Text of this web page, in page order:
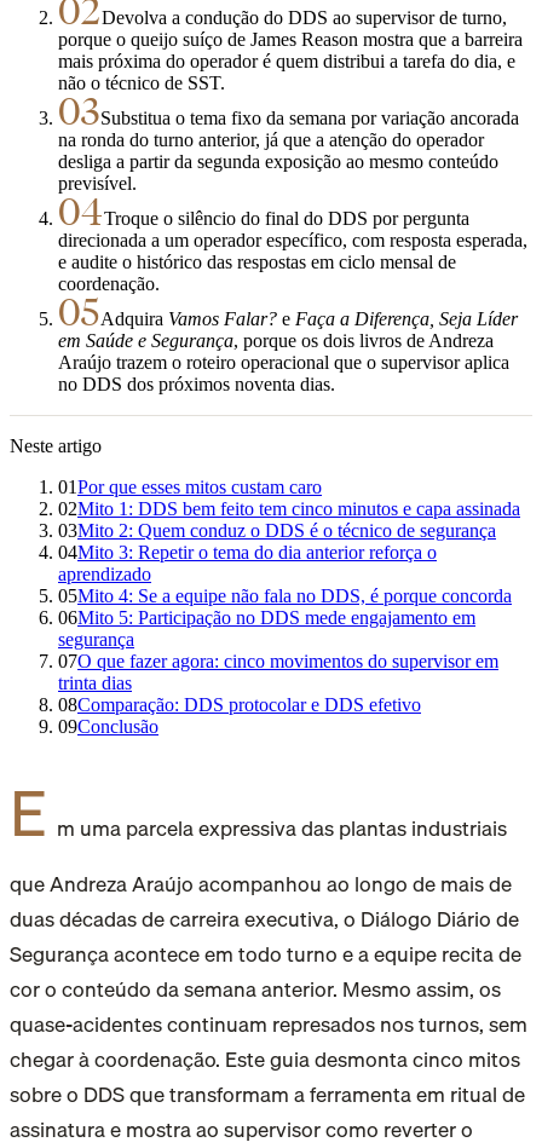
02Devolva a condução do DDS ao supervisor de turno,
porque o queijo suíço de James Reason mostra que a barreira
mais próxima do operador é quem distribui a tarefa do dia, e
não o técnico de SST.
03Substitua o tema fixo da semana por variação ancorada
na ronda do turno anterior, já que a atenção do operador
desliga a partir da segunda exposição ao mesmo conteúdo
previsível.
04Troque o silêncio do final do DDS por pergunta
direcionada a um operador específico, com resposta esperada,
e audite o histórico das respostas em ciclo mensal de
coordenação.
05Adquira Vamos Falar?e Faça a Diferença, Seja Líder
em Saúde e Segurança, porque os dois livros de Andreza
Araújo trazem o roteiro operacional que o supervisor aplica
no DDS dos próximos noventa dias.
Neste artigo
01Por que esses mitos custam caro
02Mito 1: DDS bem feito tem cinco minutos e capa assinada
03Mito 2: Quem conduz o DDS é o técnico de segurança
04Mito 3: Repetir o tema do dia anterior reforça o
aprendizado
05Mito 4: Se a equipe não fala no DDS, é porque concorda
06Mito 5: Participação no DDS mede engajamento em
segurança
07O que fazer agora: cinco movimentos do supervisor em
trinta dias
08Comparação: DDS protocolar e DDS efetivo
09Conclusão
E m uma parcela expressiva das plantas industriais
que Andreza Araújo acompanhou ao longo de mais de
duas décadas de carreira executiva, o Diálogo Diário de
Segurança acontece em todo turno e a equipe recita de
cor o conteúdo da semana anterior. Mesmo assim, os
quase-acidentes continuam represados nos turnos, sem
chegar à coordenação. Este guia desmonta cinco mitos
sobre o DDS que transformam a ferramenta em ritual de
assinatura e mostra ao supervisor como reverter o